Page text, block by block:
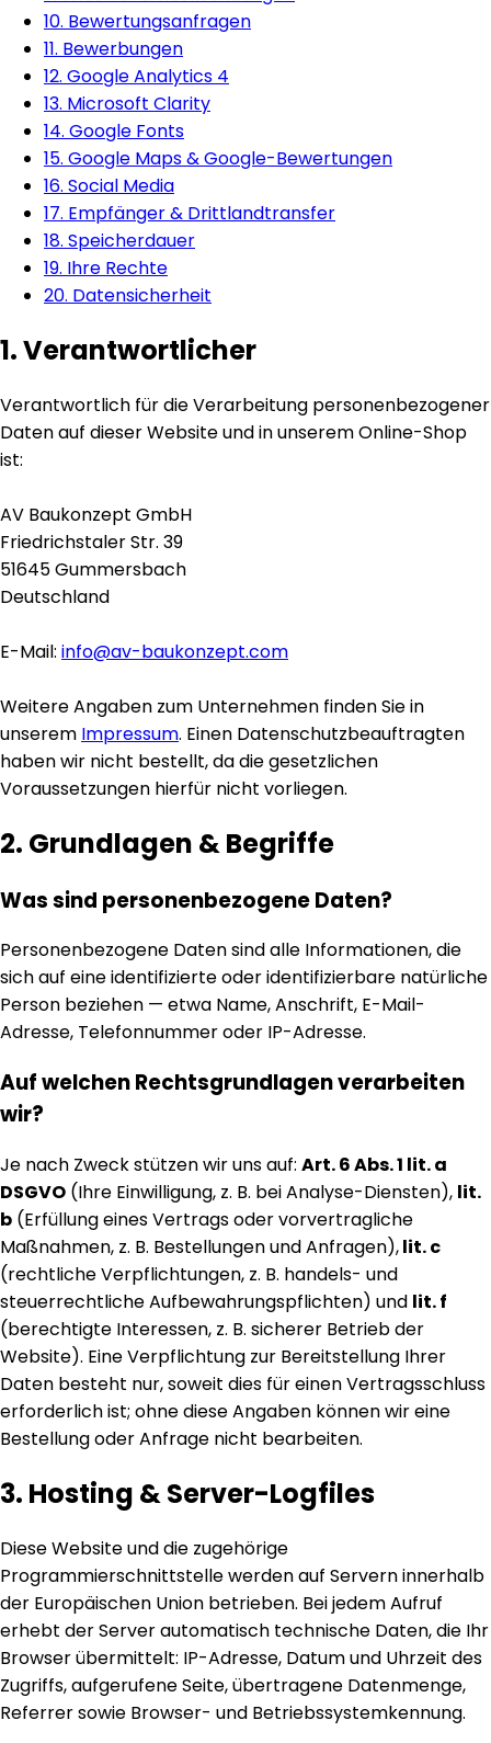
10. Bewertungsanfragen
11. Bewerbungen
12. Google Analytics 4
13. Microsoft Clarity
14. Google Fonts
15. Google Maps & Google-Bewertungen
16. Social Media
17. Empfänger & Drittlandtransfer
18. Speicherdauer
19. Ihre Rechte
20. Datensicherheit
1. Verantwortlicher
Verantwortlich für die Verarbeitung personenbezogener
Daten auf dieser Website und in unserem Online-Shop
ist:
AV Baukonzept GmbH
Friedrichstaler Str. 39
51645 Gummersbach
Deutschland
E-Mail: info@av-baukonzept.com
Weitere Angaben zum Unternehmen finden Sie in
unserem Impressum. Einen Datenschutzbeauftragten
haben wir nicht bestellt, da die gesetzlichen
Voraussetzungen hierfür nicht vorliegen.
2. Grundlagen & Begriffe
Was sind personenbezogene Daten?
Personenbezogene Daten sind alle Informationen, die
sich auf eine identifizierte oder identifizierbare natürliche
Person beziehen — etwa Name, Anschrift, E-Mail-
Adresse, Telefonnummer oder IP-Adresse.
Auf welchen Rechtsgrundlagen verarbeiten
wir?
Je nach Zweck stützen wir uns auf: Art. 6 Abs. 1 lit. a
DSGVO (Ihre Einwilligung, z. B. bei Analyse-Diensten), lit.
b (Erfüllung eines Vertrags oder vorvertragliche
Maßnahmen, z. B. Bestellungen und Anfragen),lit. c
(rechtliche Verpflichtungen, z. B. handels- und
steuerrechtliche Aufbewahrungspflichten) und lit. f
(berechtigte Interessen, z. B. sicherer Betrieb der
Website). Eine Verpflichtung zur Bereitstellung Ihrer
Daten besteht nur, soweit dies für einen Vertragsschluss
erforderlich ist; ohne diese Angaben können wir eine
Bestellung oder Anfrage nicht bearbeiten.
3. Hosting & Server-Logfiles
Diese Website und die zugehörige
Programmierschnittstelle werden auf Servern innerhalb
der Europäischen Union betrieben. Bei jedem Aufruf
erhebt der Server automatisch technische Daten, die Ihr
Browser übermittelt: IP-Adresse, Datum und Uhrzeit des
Zugriffs, aufgerufene Seite, übertragene Datenmenge,
Referrer sowie Browser- und Betriebssystemkennung.